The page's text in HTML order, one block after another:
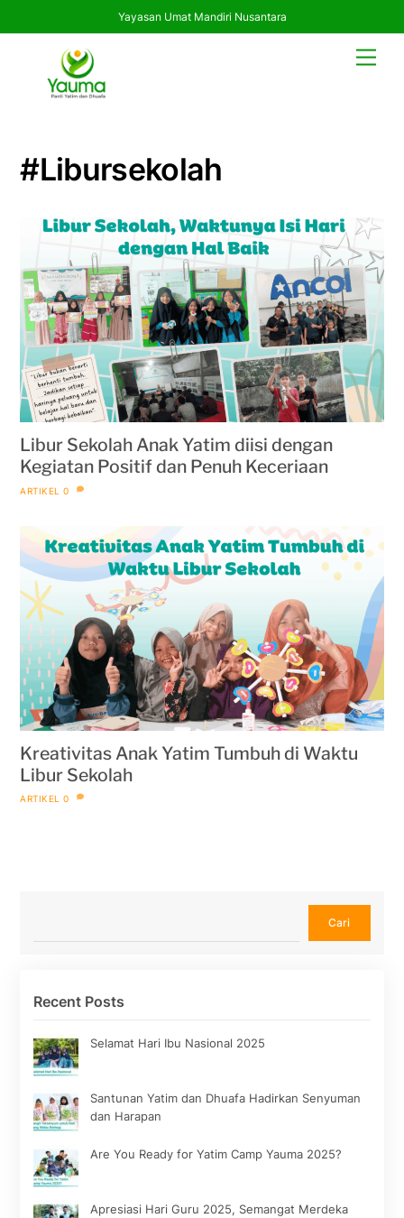
Yayasan Umat Mandiri Nusantara
#libursekolah
Libur Sekolah Anak Yatim diisi dengan
Kegiatan Positif dan Penuh Keceriaan
ARTIKEL 0
Kreativitas Anak Yatim Tumbuh di Waktu
Libur Sekolah
ARTIKEL 0
Cari
Recent Posts
Selamat Hari Ibu Nasional 2025
Santunan Yatim dan Dhuafa Hadirkan Senyuman
dan Harapan
Are You Ready for Yatim Camp Yauma 2025?
Apresiasi Hari Guru 2025, Semangat Merdeka